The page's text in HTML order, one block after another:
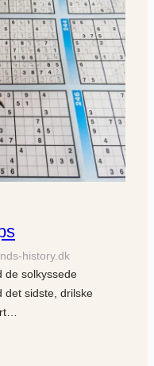
history.dk
de solkys­sede
det sidste, drilske